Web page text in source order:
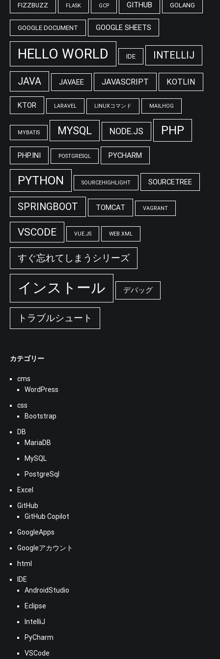
FIZZBUZZ FLASK GCP GITHUB GOLANG
GOOGLE DOCUMENT GOOGLE SHEETS
HELLO WORLD IDE INTELLIJ
JAVA JAVAEE JAVASCRIPT KOTLIN
KTOR LARAVEL LINUXコマンド MAILHOG
MYBATIS MYSQL NODE.JS PHP
PHP.INI POSTGRESQL PYCHARM
PYTHON SOURCEHIGHLIGHT SOURCETREE
SPRINGBOOT TOMCAT VAGRANT
VSCODE VUE.JS WEB.XML
すぐ忘れてしまうシリーズ
インストール デバッグ
トラブルシュート
カテゴリー
cms
WordPress
css
Bootstrap
DB
MariaDB
MySQL
PostgreSql
Excel
GitHub
GitHub Copilot
GoogleApps
Googleアカウント
html
IDE
AndroidStudio
Eclipse
IntelliJ
PyCharm
VSCode